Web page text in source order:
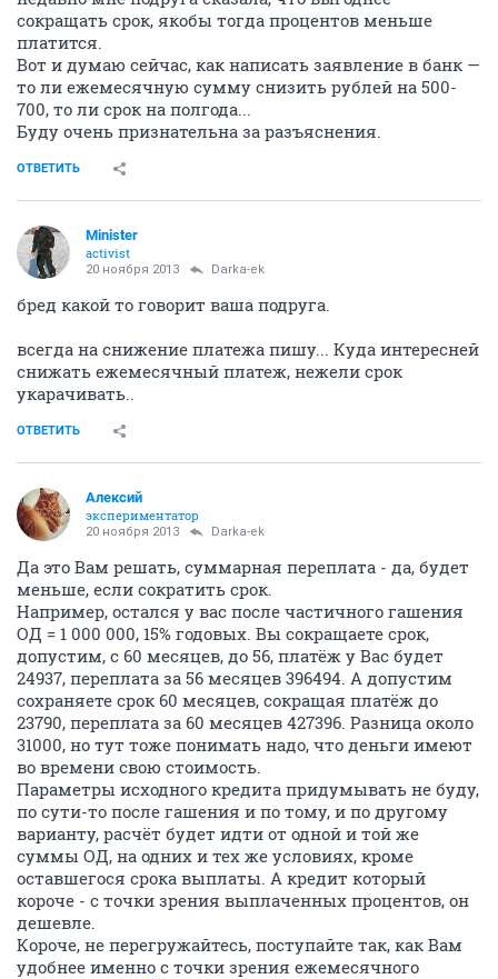
сокращать срок, якобы тогда процентов меньше
платится.
Вот и думаю сейчас, как написать заявление в банк —
то ли ежемесячную сумму снизить рублей на 500-
700, то ли срок на полгода...
Буду очень признательна за разъяснения.
ОТВЕТИТЬ
Minister
activist
20 ноября 2013 Darka-ek
бред какой то говорит ваша подруга.
всегда на снижение платежа пишу... Куда интересней
снижать ежемесячный платеж, нежели срок
укарачивать..
ОТВЕТИТЬ
Алексий
экспериментатор
20 ноября 2013 Darka-ek
Да это Вам решать, суммарная переплата - да, будет
меньше, если сократить срок.
Например, остался у вас после частичного гашения
ОД = 1 000 000, 15% годовых. Вы сокращаете срок,
допустим, с 60 месяцев, до 56, платёж у Вас будет
24937, переплата за 56 месяцев 396494. А допустим
сохраняете срок 60 месяцев, сокращая платёж до
23790, переплата за 60 месяцев 427396. Разница около
31000, но тут тоже понимать надо, что деньги имеют
во времени свою стоимость.
Параметры исходного кредита придумывать не буду,
по сути-то после гашения и по тому, и по другому
варианту, расчёт будет идти от одной и той же
суммы ОД, на одних и тех же условиях, кроме
оставшегося срока выплаты. А кредит который
короче - с точки зрения выплаченных процентов, он
дешевле.
Короче, не перегружайтесь, поступайте так, как Вам
удобнее именно с точки зрения ежемесячного